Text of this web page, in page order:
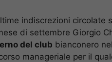
indiscrezioni circolate
di settembre Giorgio
del club bianconero
manageriale per il